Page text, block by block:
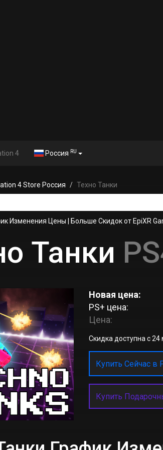
4 Россия RU
4 Store Россия Техно Танки
Изменения Цены Больше Скидок от EpiXR
Танки
Новая цена:
PS+ цена:
Цена:
Скидка доступна с 24
Купить Сейчас в
Купить